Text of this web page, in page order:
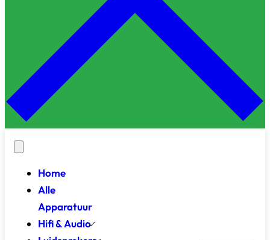
Home
Alle
Apparatuur
Hifi & Audio